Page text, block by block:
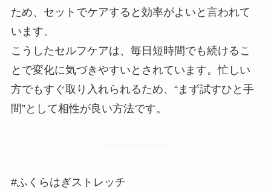
ため、セットでケアすると効率がよいと言われて
います。
こうしたセルフケアは、毎日短時間でも続けるこ
とで変化に気づきやすいとされています。忙しい
方でもすぐ取り入れられるため、“まず試すひと手
間”として相性が良い方法です。
#ふくらはぎストレッチ